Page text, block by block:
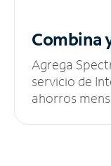
Combina
Agrega
servicio de
ahorros